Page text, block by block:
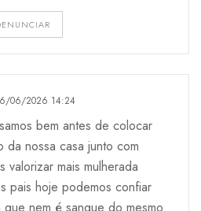
06/2026 14:24
bem antes de colocar
da nossa casa junto com
valorizar mais mulherada
pais hoje podemos confiar
nem é sangue do mesmo